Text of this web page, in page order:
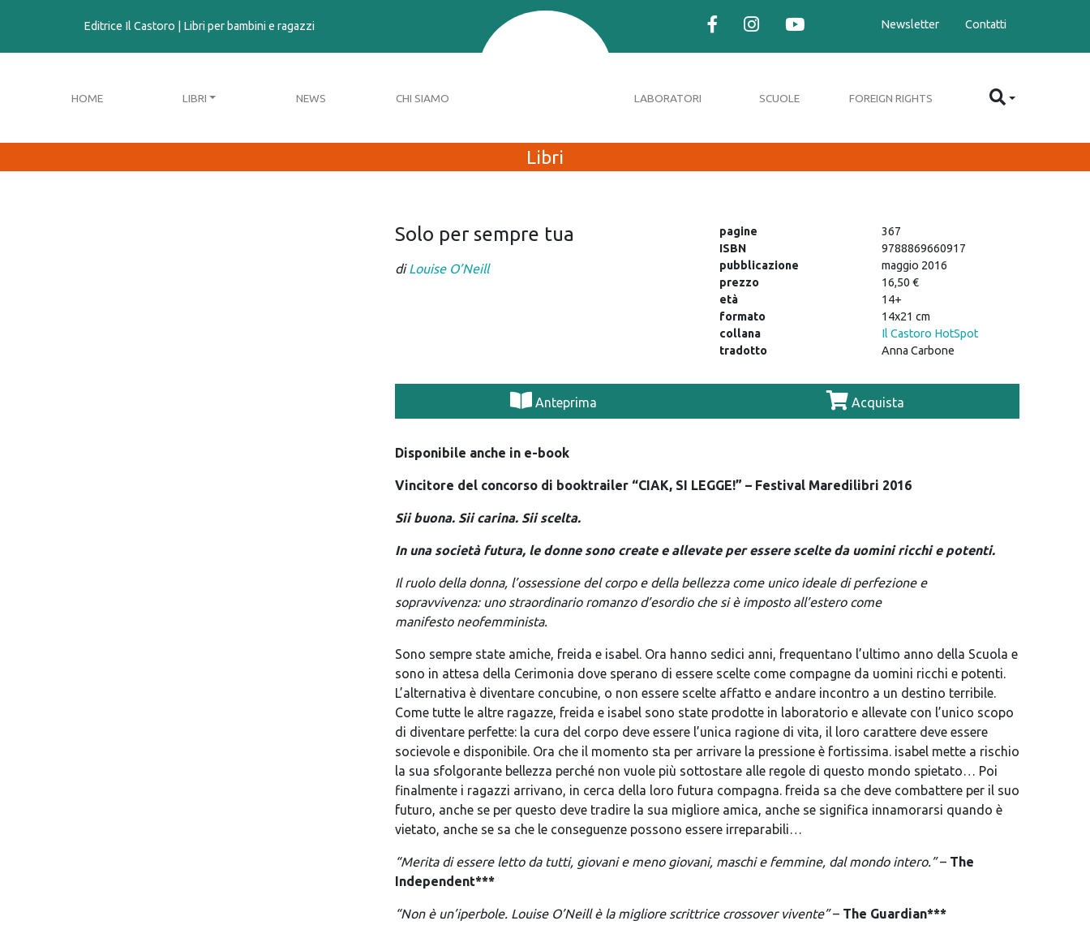
Editrice Il Castoro | Libri per bambini e ragazzi Newsletter Contatti
HOME LIBRI NEWS CHI SIAMO LABORATORI SCUOLE FOREIGN RIGHTS
Libri
Solo per sempre tua
diLouise O’Neill
pagine
367
ISBN
9788869660917
pubblicazione
maggio 2016
prezzo
16,50 €
età
14+
formato
14x21 cm
collana
Il Castoro HotSpot
tradotto
Anna Carbone
Anteprima Acquista
Disponibile anche in e-book
Vincitore del concorso di booktrailer “CIAK, SI LEGGE!” – Festival Maredilibri 2016
Sii buona. Sii carina. Sii scelta.
In una società futura, le donne sono create e allevate per essere scelte da uomini ricchi e potenti.
Il ruolo della donna, l’ossessione del corpo e della bellezza come unico ideale di perfezione e
sopravvivenza: uno straordinario romanzo d’esordio che si è imposto all’estero come
manifesto neofemminista.
Sono sempre state amiche, freida e isabel. Ora hanno sedici anni, frequentano l’ultimo anno della Scuola e
sono in attesa della Cerimonia dove sperano di essere scelte come compagne da uomini ricchi e potenti.
L’alternativa è diventare concubine, o non essere scelte affatto e andare incontro a un destino terribile.
Come tutte le altre ragazze, freida e isabel sono state prodotte in laboratorio e allevate con l’unico scopo
di diventare perfette: la cura del corpo deve essere l’unica ragione di vita, il loro carattere deve essere
socievole e disponibile. Ora che il momento sta per arrivare la pressione è fortissima. isabel mette a rischio
la sua sfolgorante bellezza perché non vuole più sottostare alle regole di questo mondo spietato… Poi
finalmente i ragazzi arrivano, in cerca della loro futura compagna. freida sa che deve combattere per il suo
futuro, anche se per questo deve tradire la sua migliore amica, anche se significa innamorarsi quando è
vietato, anche se sa che le conseguenze possono essere irreparabili…
“Merita di essere letto da tutti, giovani e meno giovani, maschi e femmine, dal mondo intero.”– The
Independent***
“Non è un’iperbole. Louise O’Neill è la migliore scrittrice crossover vivente”– The Guardian***